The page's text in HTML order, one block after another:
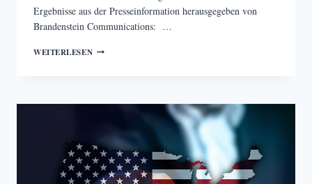
Ergebnisse aus der Presseinformation herausgegeben von
Brandenstein Communications: …
WEITERLESENSTUDIE